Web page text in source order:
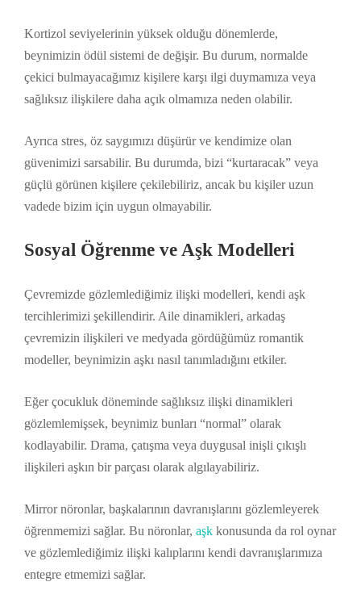
Kortizol seviyelerinin yüksek olduğu dönemlerde,
beynimizin ödül sistemi de değişir. Bu durum, normalde
çekici bulmayacağımız kişilere karşı ilgi duymamıza veya
sağlıksız ilişkilere daha açık olmamıza neden olabilir.
Ayrıca stres, öz saygımızı düşürür ve kendimize olan
güvenimizi sarsabilir. Bu durumda, bizi “kurtaracak” veya
güçlü görünen kişilere çekilebiliriz, ancak bu kişiler uzun
vadede bizim için uygun olmayabilir.
Sosyal Öğrenme ve Aşk Modelleri
Çevremizde gözlemlediğimiz ilişki modelleri, kendi aşk
tercihlerimizi şekillendirir. Aile dinamikleri, arkadaş
çevremizin ilişkileri ve medyada gördüğümüz romantik
modeller, beynimizin aşkı nasıl tanımladığını etkiler.
Eğer çocukluk döneminde sağlıksız ilişki dinamikleri
gözlemlemişsek, beynimiz bunları “normal” olarak
kodlayabilir. Drama, çatışma veya duygusal inişli çıkışlı
ilişkileri aşkın bir parçası olarak algılayabiliriz.
Mirror nöronlar, başkalarının davranışlarını gözlemleyerek
öğrenmemizi sağlar. Bu nöronlar, aşk konusunda da rol oynar
ve gözlemlediğimiz ilişki kalıplarını kendi davranışlarımıza
entegre etmemizi sağlar.